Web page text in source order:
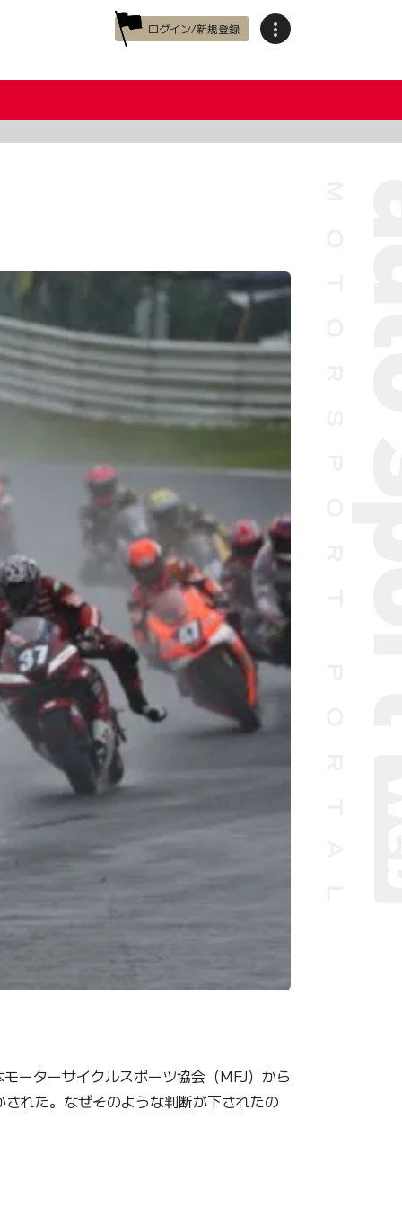
ログイン/新規登録
ーターサイクルスポーツ協会（MFJ）から
れた。なぜそのような判断が下されたの